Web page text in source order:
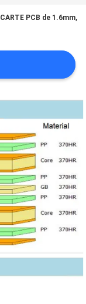
CARTE PCB de 1.6mm,